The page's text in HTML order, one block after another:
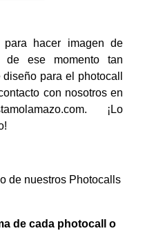
hacer imagen de
de ese momento tan
para el photocall
con nosotros en
. ¡Lo
de nuestros Photocalls
de cada photocall o